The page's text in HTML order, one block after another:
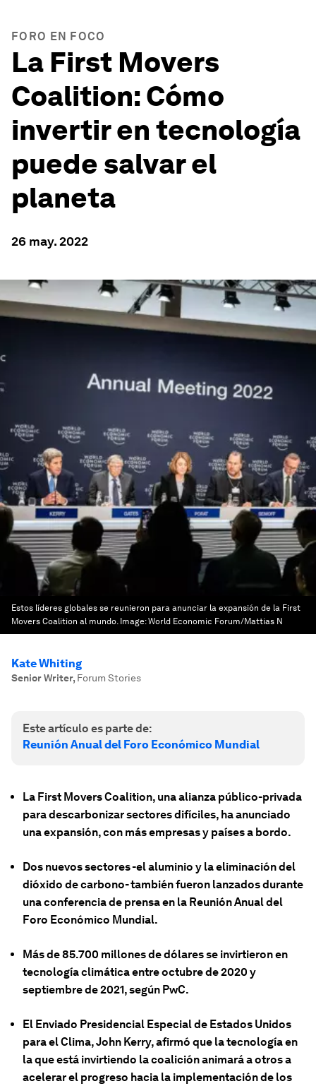
FORO EN FOCO
La First Movers
Coalition: Cómo
invertir en tecnología
puede salvar el
planeta
26 may. 2022
Estos líderes globales se reunieron para anunciar la expansión de la First
Movers Coalition al mundo. Image:World Economic Forum/Mattias N
Kate Whiting
Senior Writer, Forum Stories
Este artículo es parte de:
Reunión Anual del Foro Económico Mundial
La First Movers Coalition, una alianza público-privada
para descarbonizar sectores difíciles, ha anunciado
una expansión, con más empresas y países a bordo.
Dos nuevos sectores -el aluminio y la eliminación del
dióxido de carbono- también fueron lanzados durante
una conferencia de prensa en la Reunión Anual del
Foro Económico Mundial.
Más de 85.700 millones de dólares se invirtieron en
tecnología climática entre octubre de 2020 y
septiembre de 2021, según PwC.
El Enviado Presidencial Especial de Estados Unidos
para el Clima, John Kerry, afirmó que la tecnología en
la que está invirtiendo la coalición animará a otros a
acelerar el progreso hacia la implementación de los